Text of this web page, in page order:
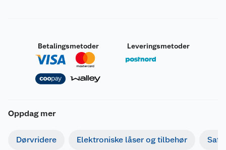
Betalingsmetoder Leveringsmetoder
Oppdag mer
Dørvridere Elektroniske låser og tilbehør